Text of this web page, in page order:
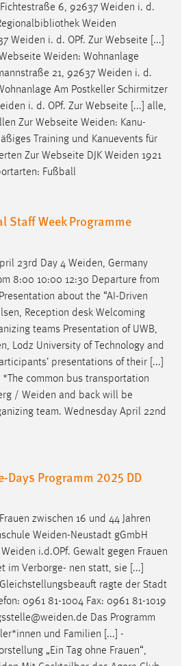
Fichtestraße 6, 92637 Weiden i. d.
Weiden
Weiden i. d. OPf. Zur Webseite [...]
Weiden: Wohnanlage
21, 92637 Weiden i. d.
Am Postkeller Schirmitzer
i. d. OPf. Zur Webseite [...] alle,
Zur Webseite Weiden: Kanu-
Training und Kanuevents für
Zur Webseite DJK Weiden 1921
Fußball
Staff Week Programme
23rd Day 4 Weiden, Germany
8:00 10:00 12:30 Departure from
about the “AI-Driven
Reception desk Welcoming
teams Presentation of UWB,
, Lodz University of Technology and
presentations of their [...]
common bus transportation
/ Weiden and back will be
team. Wednesday April 22nd
Days Programm 2025 DD
zwischen 16 und 44 Jahren
Weiden-Neustadt gGmbH
Weiden i.d.OPf. Gewalt gegen Frauen
im Verborge- nen statt, sie [...]
ragte der Stadt
0961 81-1004 Fax: 0961 81-1019
Das Programm
und Familien [...] -
„Ein Tag ohne Frauen“,